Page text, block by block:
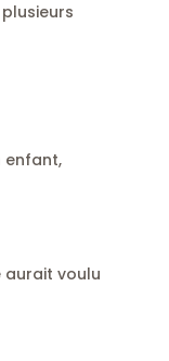
enfant,
aurait voulu